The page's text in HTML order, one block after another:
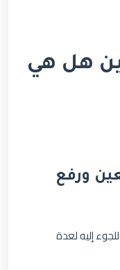
هل هي
ورفع
إليه لعدة